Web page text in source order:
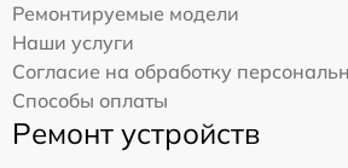
Ремонтируемые модели
Наши услуги
Согласие на обработку
Способы оплаты
Ремонт устройств